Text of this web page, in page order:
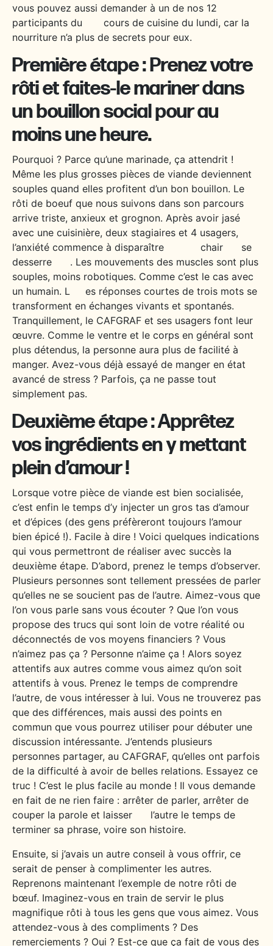
vous pouvez aussi demander à un de nos 12
participants du cours de cuisine du lundi, car la
nourriture n’a plus de secrets pour eux.
Première étape : Prenez votre
rôti et faites-le mariner dans
un bouillon social pour au
moins une heure.
Pourquoi ? Parce qu’une marinade, ça attendrit !
Même les plus grosses pièces de viande deviennent
souples quand elles profitent d’un bon bouillon. Le
rôti de boeuf que nous suivons dans son parcours
arrive triste, anxieux et grognon. Après avoir jasé
avec une cuisinière, deux stagiaires et 4 usagers,
l’anxiété commence à disparaître chair se
desserre . Les mouvements des muscles sont plus
souples, moins robotiques. Comme c’est le cas avec
un humain. L es réponses courtes de trois mots se
transforment en échanges vivants et spontanés.
Tranquillement, le CAFGRAF et ses usagers font leur
œuvre. Comme le ventre et le corps en général sont
plus détendus, la personne aura plus de facilité à
manger. Avez-vous déjà essayé de manger en état
avancé de stress ? Parfois, ça ne passe tout
simplement pas.
Deuxième étape : Apprêtez
vos ingrédients en y mettant
plein d’amour !
Lorsque votre pièce de viande est bien socialisée,
c’est enfin le temps d’y injecter un gros tas d’amour
et d’épices (des gens préfèreront toujours l’amour
bien épicé !). Facile à dire ! Voici quelques indications
qui vous permettront de réaliser avec succès la
deuxième étape. D’abord, prenez le temps d’observer.
Plusieurs personnes sont tellement pressées de parler
qu’elles ne se soucient pas de l’autre. Aimez-vous que
l’on vous parle sans vous écouter ? Que l’on vous
propose des trucs qui sont loin de votre réalité ou
déconnectés de vos moyens financiers ? Vous
n’aimez pas ça ? Personne n’aime ça ! Alors soyez
attentifs aux autres comme vous aimez qu’on soit
attentifs à vous. Prenez le temps de comprendre
l’autre, de vous intéresser à lui. Vous ne trouverez pas
que des différences, mais aussi des points en
commun que vous pourrez utiliser pour débuter une
discussion intéressante. J’entends plusieurs
personnes partager, au CAFGRAF, qu’elles ont parfois
de la difficulté à avoir de belles relations. Essayez ce
truc ! C’est le plus facile au monde ! Il vous demande
en fait de ne rien faire : arrêter de parler, arrêter de
couper la parole et laisser l’autre le temps de
terminer sa phrase, voire son histoire.
Ensuite, si j’avais un autre conseil à vous offrir, ce
serait de penser à complimenter les autres.
Reprenons maintenant l’exemple de notre rôti de
bœuf. Imaginez-vous en train de servir le plus
magnifique rôti à tous les gens que vous aimez. Vous
attendez-vous à des compliments ? Des
remerciements ? Oui ? Est-ce que ça fait de vous des